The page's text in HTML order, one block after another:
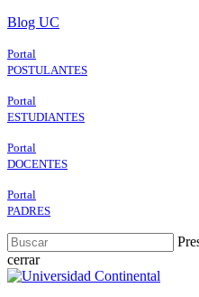
Skip
main
content
Blog UC
Portal
POSTULANTES
Portal
ESTUDIANTES
Portal
DOCENTES
Portal
PADRES
cerrar
Close